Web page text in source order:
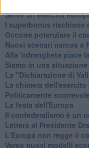
Serve un esercito
I superbonus rischiano
Occorre potenziare il
​Nuovi scenari narcos a
Alla 'ndrangheta piace
Siamo in una
La "Dichiarazione di
La chimera dell'esercito
Politicamente scorrevole
La festa dell'Europa
Il confederalismo è un
Lettera al Presidente
L'Europa non regge il
Verso nuovi modelli